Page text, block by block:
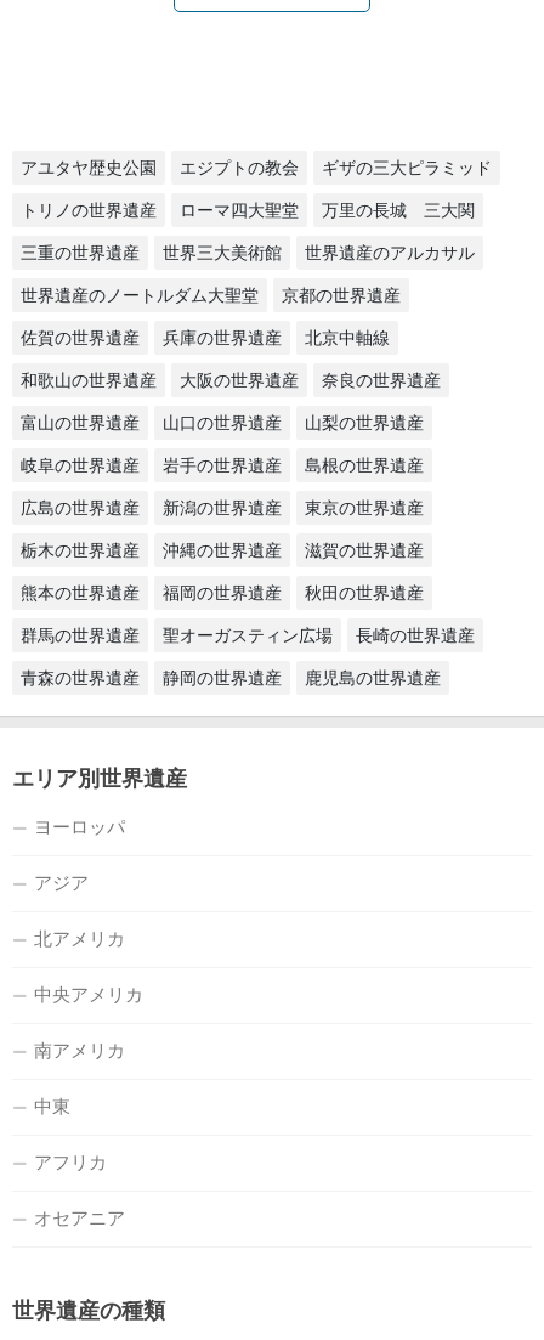
アユタヤ歴史公園 エジプトの教会 ギザの三大ピラミッド
トリノの世界遺産 ローマ四大聖堂 万里の長城 三大関
三重の世界遺産 世界三大美術館 世界遺産のアルカサル
世界遺産のノートルダム大聖堂 京都の世界遺産
佐賀の世界遺産 兵庫の世界遺産 北京中軸線
和歌山の世界遺産 大阪の世界遺産 奈良の世界遺産
富山の世界遺産 山口の世界遺産 山梨の世界遺産
岐阜の世界遺産 岩手の世界遺産 島根の世界遺産
広島の世界遺産 新潟の世界遺産 東京の世界遺産
栃木の世界遺産 沖縄の世界遺産 滋賀の世界遺産
熊本の世界遺産 福岡の世界遺産 秋田の世界遺産
群馬の世界遺産 聖オーガスティン広場 長崎の世界遺産
青森の世界遺産 静岡の世界遺産 鹿児島の世界遺産
エリア別世界遺産
ヨーロッパ
アジア
北アメリカ
中央アメリカ
南アメリカ
中東
アフリカ
オセアニア
世界遺産の種類